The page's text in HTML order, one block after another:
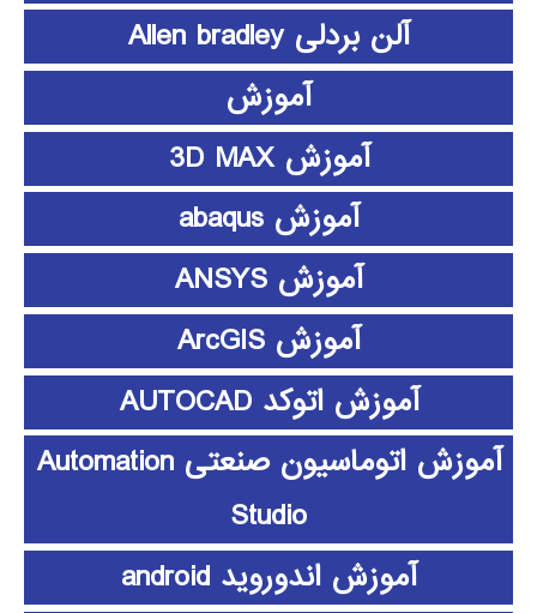
آلن بردلی Allen bradley
آموزش
آموزش 3D MAX
آموزش abaqus
آموزش ANSYS
آموزش ArcGIS
آموزش اتوکد AUTOCAD
آموزش اتوماسیون صنعتی Automation
Studio
آموزش اندوروید android